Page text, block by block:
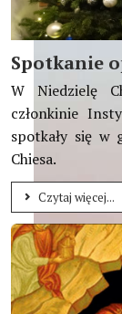
W centrum
Spotkanie
W Niedzielę
członkinie
spotkały się w
Chiesa.
Czytaj więcej...